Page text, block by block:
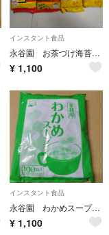
インスタント食品
永谷園 お茶づけ海苔 お茶漬け だし茶漬け インスタント食品
¥ 1,100
インスタント食品
永谷園 わかめスープ 業務用 100袋 インスタント食品
¥ 1,100